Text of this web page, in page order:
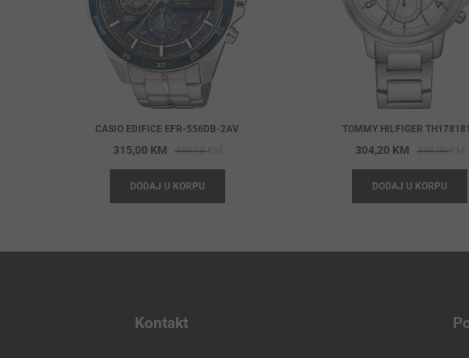
KM.
KM.
CASIO EDIFICE EFR-556DB-2AV
350,00KM
price
350,00 KM.
315,00 KM
price
315,00 KM.
DODAJ U KORPU
TOMMY HILFIGER
338,00KM
304,20 KM
DODAJ U KORPU
Kontakt